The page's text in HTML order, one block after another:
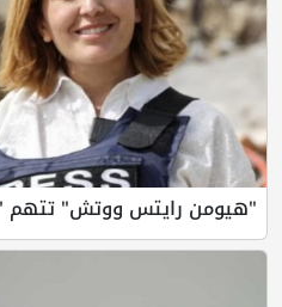
"هيومن رايتس ووتش" تتهم